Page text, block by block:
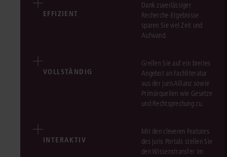
EFFIZIENT
Dank zuverlässiger
Recherche-Ergebnisse
sparen Sie viel Zeit und
Aufwand.
VOLLSTÄNDIG
Greifen Sie auf ein breites
Angebot an Fachliteratur
aus der jurisAllianz sowie
Primärquellen wie Gesetze
und Rechtsprechung zu.
INTERAKTIV
Mit den cleveren Features
des juris Portals stellen Sie
den Wissenstransfer im